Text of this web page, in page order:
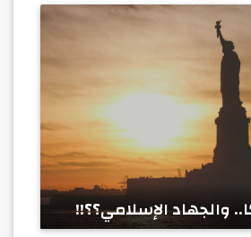
والجهاد الإسلامي؟؟!!